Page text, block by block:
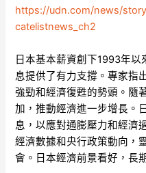
https://udn.com/news/
catelistnews_ch2
日本基本薪資創下1993年
息提供了有力支撐。專家指
強勁和經濟復甦的勢頭。隨
加，推動經濟進一步增長。
息，以應對通膨壓力和經濟
經濟數據和央行政策動向，
會。日本經濟前景看好，長